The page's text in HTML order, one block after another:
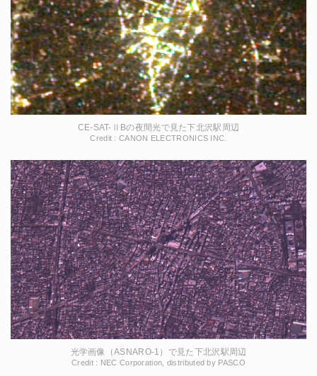
CE-SAT-ⅡBの夜間光で見た下北沢駅周辺
Credit : CANON ELECTRONICS INC.
光学画像（ASNARO-1）で見た下北沢駅周辺
Credit : NEC Corporation, distributed by PASCO